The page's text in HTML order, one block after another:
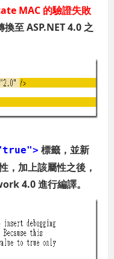
MAC 的驗證失敗
至 ASP.NET 4.0 之
標籤，並新
，加上該屬性之後，
4.0 進行編譯。